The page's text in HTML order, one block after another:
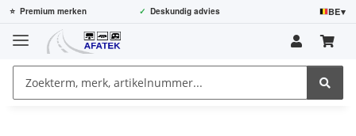
⭐ Premium merken ✓ Deskundig advies BE▾